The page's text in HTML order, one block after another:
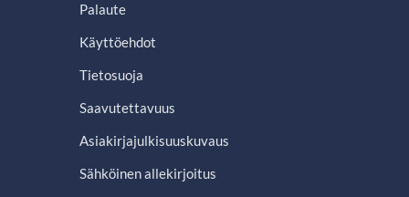
Palaute
Käyttöehdot
Tietosuoja
Saavutettavuus
Asiakirjajulkisuuskuvaus
Sähköinen allekirjoitus